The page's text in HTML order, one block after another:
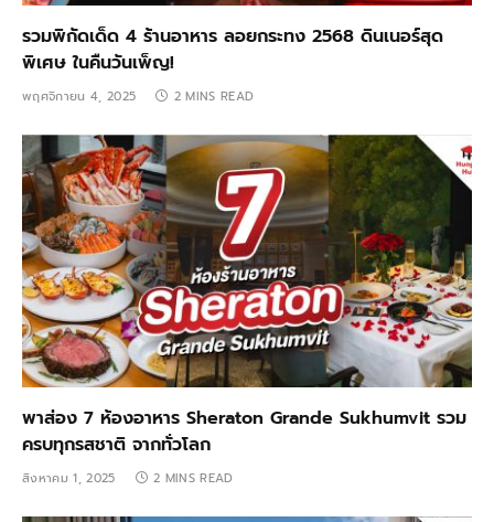
รวมพิกัดเด็ด 4 ร้านอาหาร ลอยกระทง 2568 ดินเนอร์สุด
พิเศษ ในคืนวันเพ็ญ!
พฤศจิกายน 4, 2025 2 MINS READ
พาส่อง 7 ห้องอาหาร Sheraton Grande Sukhumvit รวม
ครบทุกรสชาติ จากทั่วโลก
สิงหาคม 1, 2025 2 MINS READ